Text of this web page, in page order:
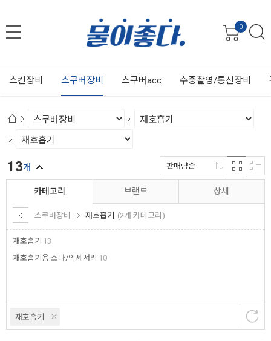
0
스킨장비 스쿠버장비 스쿠버acc 수중촬영/통신장비
카테고리
스쿠버장비 재호흡기 (2개 카테고리)
재호흡기 13
재호흡기용 소다/악세서리 10
브랜드 상세
재호흡기
13개 판매량순